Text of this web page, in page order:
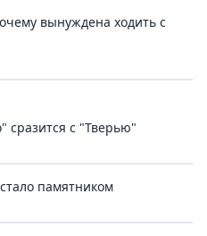
вынуждена ходить с
сразится с "Тверью"
памятником